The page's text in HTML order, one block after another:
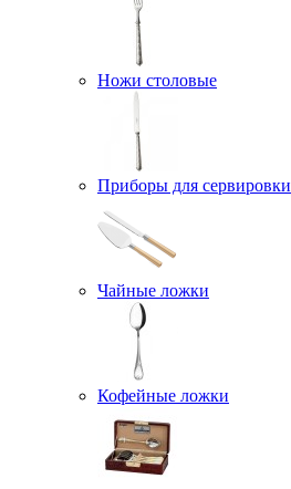
Ножи столовые
Приборы для сервировки
Чайные ложки
Кофейные ложки